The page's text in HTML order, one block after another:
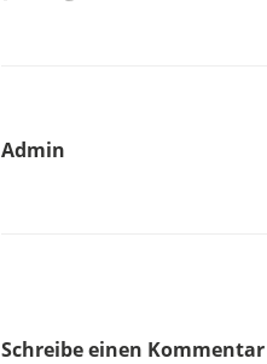
Admin
Schreibe einen Kommentar